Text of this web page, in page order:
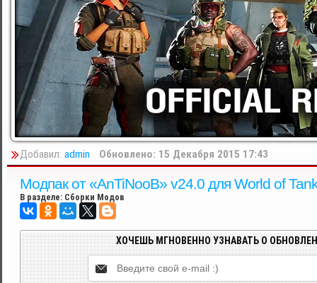
Добавил: admin Обновлено: 15 Декабря 2015 17:43
Модпак от «AnTiNooB» v24.0 для World of
В разделе: Сборки Модов
ХОЧЕШЬ МГНОВЕННО УЗНАВАТЬ О